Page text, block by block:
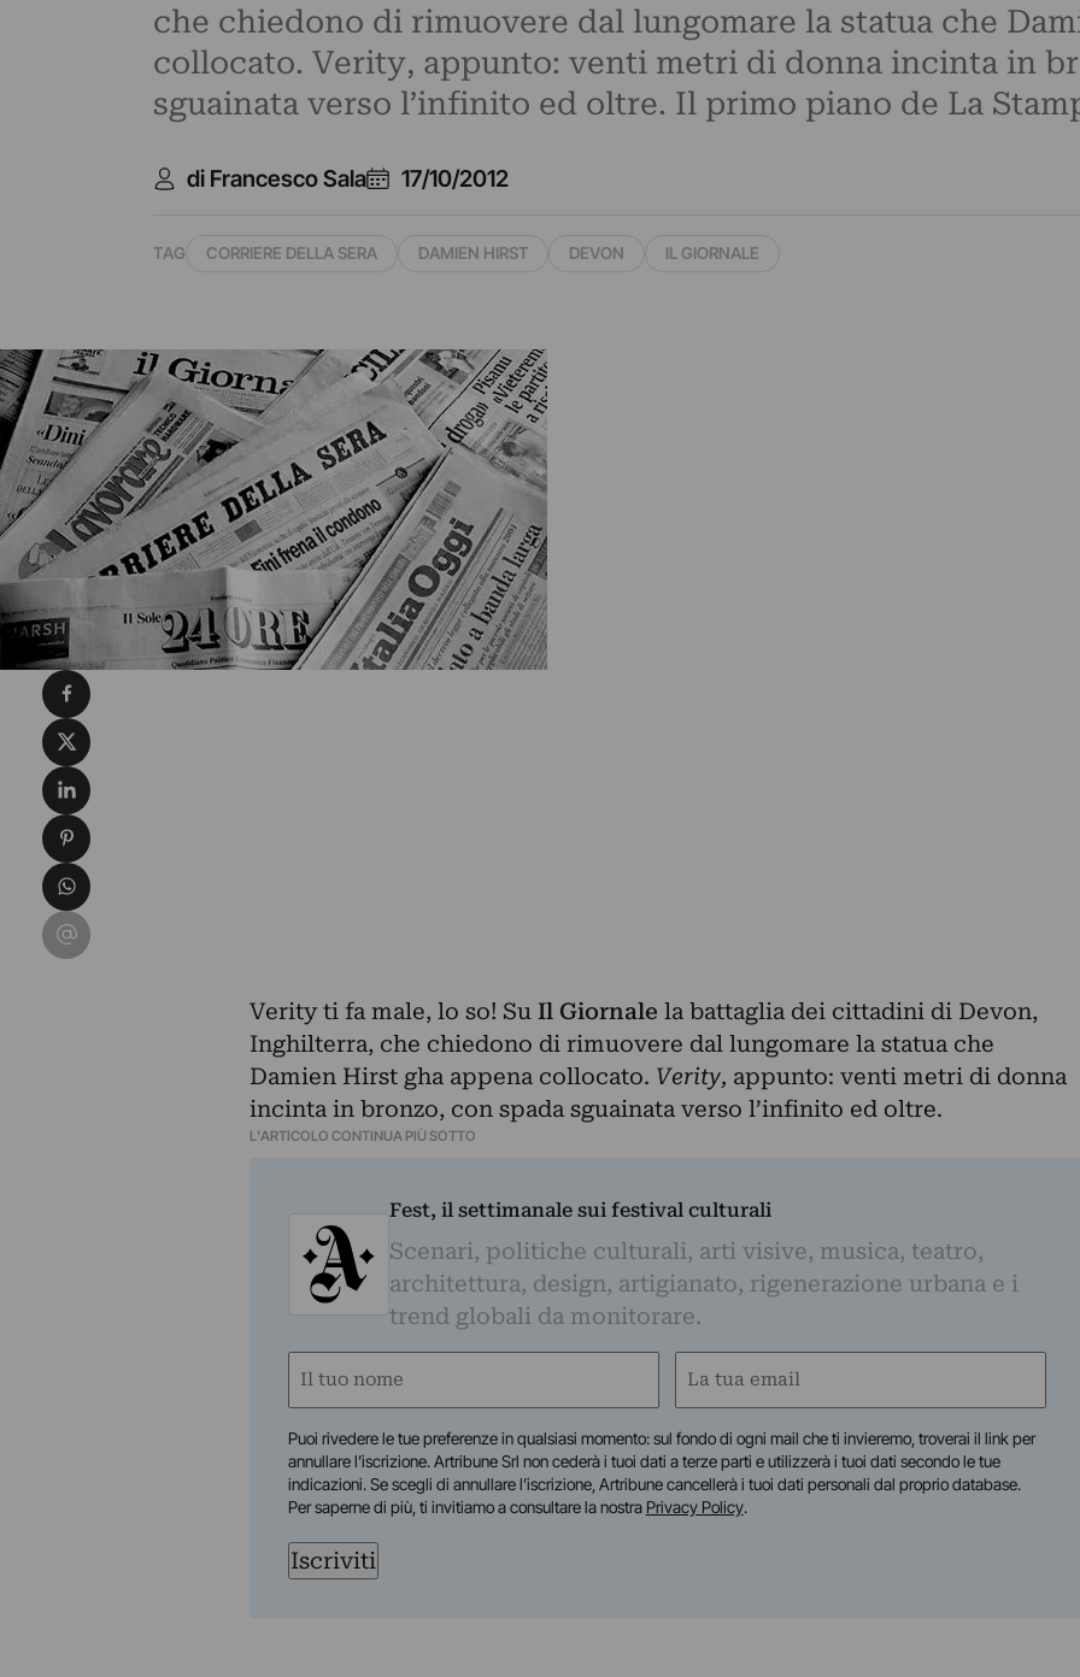
che chiedono di rimuovere dal lungomare la statua che
collocato. Verity, appunto: venti metri di donna incinta in
sguainata verso l’infinito ed oltre. Il primo piano de La
di Francesco Sala 17/10/2012
TAG CORRIERE DELLA SERA DAMIEN HIRST DEVON IL GIORNALE
Verity ti fa male, lo so! Su Il Giornale la battaglia dei cittadini di Devon,
Inghilterra, che chiedono di rimuovere dal lungomare la statua che
Damien Hirst gha appena collocato. Verity, appunto: venti metri di donna
incinta in bronzo, con spada sguainata verso l’infinito ed oltre.
L'ARTICOLO CONTINUA PIÙ SOTTO
Fest, il settimanale sui festival culturali
Scenari, politiche culturali, arti visive, musica, teatro,
architettura, design, artigianato, rigenerazione urbana e i
trend globali da monitorare.
Nome
Email
Puoi rivedere le tue preferenze in qualsiasi momento: sul fondo di ogni mail che ti invieremo, troverai il link per
annullare l’iscrizione. Artribune Srl non cederà i tuoi dati a terze parti e utilizzerà i tuoi dati secondo le tue
indicazioni. Se scegli di annullare l’iscrizione, Artribune cancellerà i tuoi dati personali dal proprio database.
Per saperne di più, ti invitiamo a consultare la nostra Privacy Policy.
Iscriviti
Condividi su Facebook
Condividi su X
Condividi su LinkedIn
Condividi su Pinterest
Condividi su WhatsApp
Condividi su Email